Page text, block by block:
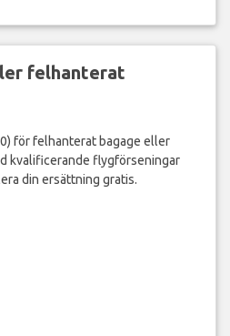
felhanterat
för felhanterat bagage eller
kvalificerande flygförseningar
din ersättning gratis.